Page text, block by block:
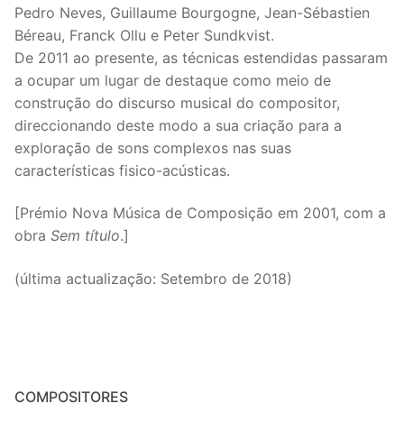
Pedro Neves, Guillaume Bourgogne, Jean-Sébastien
Béreau, Franck Ollu e Peter Sundkvist.
De 2011 ao presente, as técnicas estendidas passaram
a ocupar um lugar de destaque como meio de
construção do discurso musical do compositor,
direccionando deste modo a sua criação para a
exploração de sons complexos nas suas
características fisico-acústicas.
[Prémio Nova Música de Composição em 2001, com a
obra Sem título.]
(última actualização: Setembro de 2018)
COMPOSITORES